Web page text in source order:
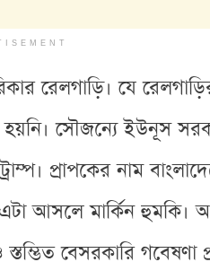
রেলগাড়ি। যে
সৌজন্যে ইউনূস
প্রাপকের নাম
এটা আসলে মার্কিন
বেসরকারি গবেষণা